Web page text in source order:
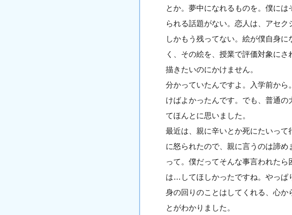
とか。夢中になれるものを。僕に
られる話題がない。恋人は、アセ
しかもう残ってない。絵が僕自身
く、その絵を、授業で評価対象に
描きたいのにかけません。
分かっていたんですよ。入学前か
けばよかったんです。でも、普通
てほんとに思いました。
最近は、親に辛いとか死にたいっ
に怒られたので、親に言うのは諦
って。僕だってそんな事言われた
は…してほしかったですね。やっぱ
身の回りのことはしてくれる、心か
とがわかりました。